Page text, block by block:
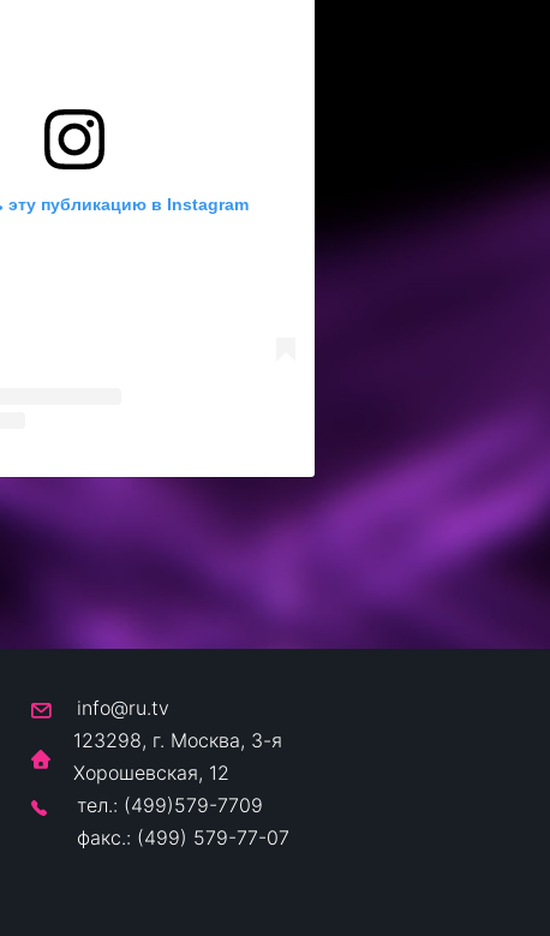
эту публикацию в Instagram
info@ru.tv
123298, г. Москва, 3-я
Хорошевская, 12
тел.: (499)579-7709
факс.: (499) 579-77-07